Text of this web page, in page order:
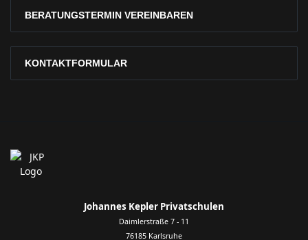
BERATUNGSTERMIN VEREINBAREN
KONTAKTFORMULAR
Johannes Kepler Privatschulen
Daimlerstraße 7 - 11
76185 Karlsruhe